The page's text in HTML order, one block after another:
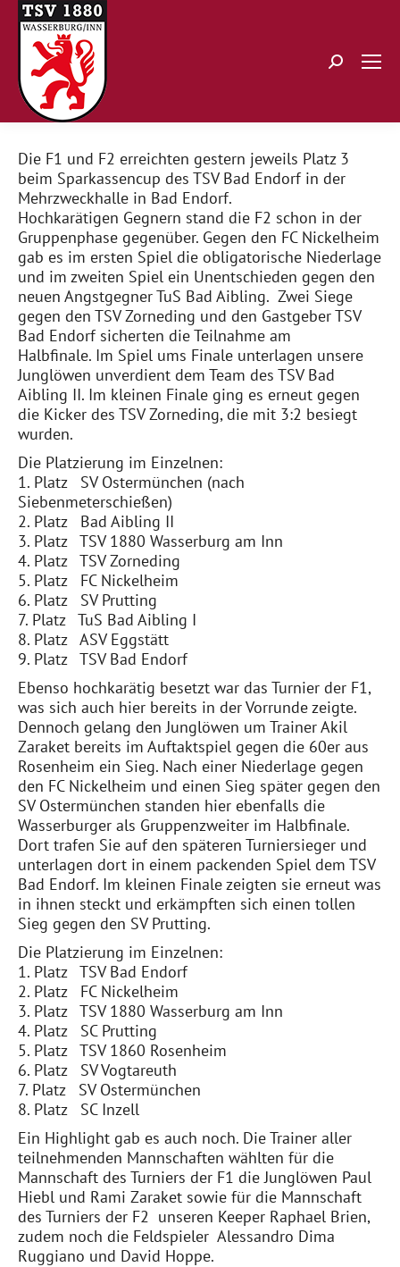
Search:
Die F1 und F2 erreichten gestern jeweils Platz 3
beim Sparkassencup des TSV Bad Endorf in der
Mehrzweckhalle in Bad Endorf.
Hochkarätigen Gegnern stand die F2 schon in der
Gruppenphase gegenüber. Gegen den FC Nickelheim
gab es im ersten Spiel die obligatorische Niederlage
und im zweiten Spiel ein Unentschieden gegen den
neuen Angstgegner TuS Bad Aibling. Zwei Siege
gegen den TSV Zorneding und den Gastgeber TSV
Bad Endorf sicherten die Teilnahme am
Halbfinale. Im Spiel ums Finale unterlagen unsere
Junglöwen unverdient dem Team des TSV Bad
Aibling II. Im kleinen Finale ging es erneut gegen
die Kicker des TSV Zorneding, die mit 3:2 besiegt
wurden.
Die Platzierung im Einzelnen:
1. Platz SV Ostermünchen (nach
Siebenmeterschießen)
2. Platz Bad Aibling II
3. Platz TSV 1880 Wasserburg am Inn
4. Platz TSV Zorneding
5. Platz FC Nickelheim
6. Platz SV Prutting
7. Platz TuS Bad Aibling I
8. Platz ASV Eggstätt
9. Platz TSV Bad Endorf
Ebenso hochkarätig besetzt war das Turnier der F1,
was sich auch hier bereits in der Vorrunde zeigte.
Dennoch gelang den Junglöwen um Trainer Akil
Zaraket bereits im Auftaktspiel gegen die 60er aus
Rosenheim ein Sieg. Nach einer Niederlage gegen
den FC Nickelheim und einen Sieg später gegen den
SV Ostermünchen standen hier ebenfalls die
Wasserburger als Gruppenzweiter im Halbfinale.
Dort trafen Sie auf den späteren Turniersieger und
unterlagen dort in einem packenden Spiel dem TSV
Bad Endorf. Im kleinen Finale zeigten sie erneut was
in ihnen steckt und erkämpften sich einen tollen
Sieg gegen den SV Prutting.
Die Platzierung im Einzelnen:
1. Platz TSV Bad Endorf
2. Platz FC Nickelheim
3. Platz TSV 1880 Wasserburg am Inn
4. Platz SC Prutting
5. Platz TSV 1860 Rosenheim
6. Platz SV Vogtareuth
7. Platz SV Ostermünchen
8. Platz SC Inzell
Ein Highlight gab es auch noch. Die Trainer aller
teilnehmenden Mannschaften wählten für die
Mannschaft des Turniers der F1 die Junglöwen Paul
Hiebl und Rami Zaraket sowie für die Mannschaft
des Turniers der F2 unseren Keeper Raphael Brien,
zudem noch die Feldspieler Alessandro Dima
Ruggiano und David Hoppe.